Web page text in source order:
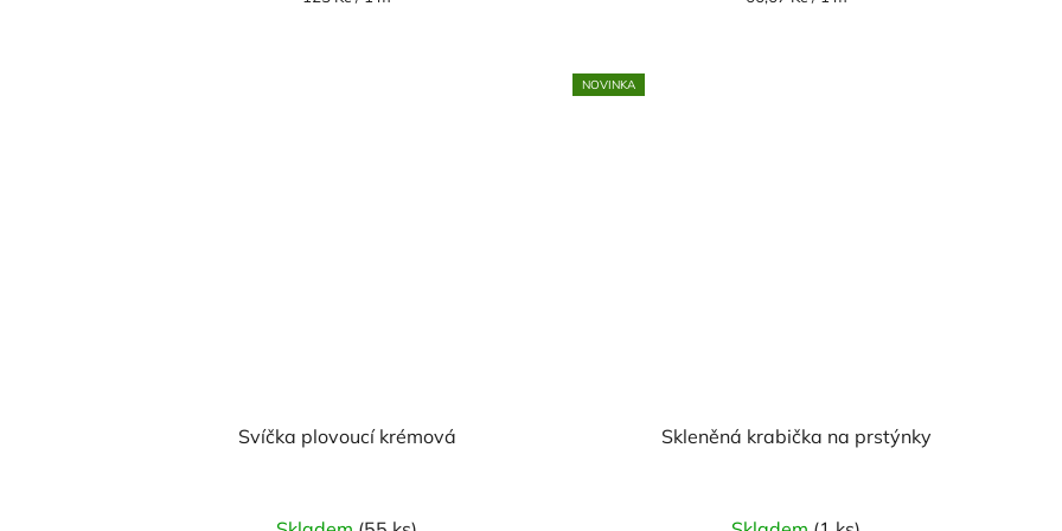
Svíčka plovoucí krémová
NOVINKA
Skleněná krabička na prstýnky